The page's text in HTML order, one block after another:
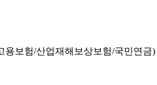
용보험/산업재해보상보험/국민연금)